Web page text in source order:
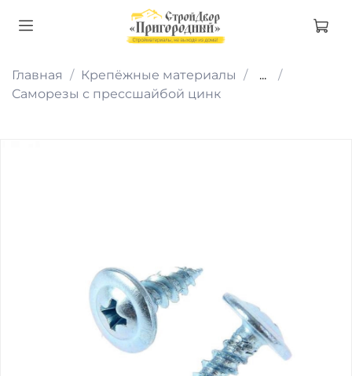
Главная Крепёжные материалы
...
Саморезы с прессшайбой цинк